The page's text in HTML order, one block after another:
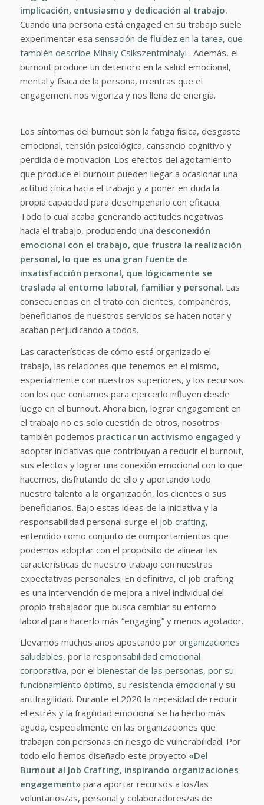
implicación, entusiasmo y dedicación al trabajo.
Cuando una persona está engaged en su trabajo suele
experimentar esa sensación de fluidez en la tarea, que
también describe Mihaly Csikszentmihalyi . Además, el
burnout produce un deterioro en la salud emocional,
mental y física de la persona, mientras que el
engagement nos vigoriza y nos llena de energía.
Los síntomas del burnout son la fatiga física, desgaste
emocional, tensión psicológica, cansancio cognitivo y
pérdida de motivación. Los efectos del agotamiento
que produce el burnout pueden llegar a ocasionar una
actitud cínica hacia el trabajo y a poner en duda la
propia capacidad para desempeñarlo con eficacia.
Todo lo cual acaba generando actitudes negativas
hacia el trabajo, produciendo una desconexión
emocional con el trabajo, que frustra la realización
personal, lo que es una gran fuente de
insatisfacción personal, que lógicamente se
traslada al entorno laboral, familiar y personal. Las
consecuencias en el trato con clientes, compañeros,
beneficiarios de nuestros servicios se hacen notar y
acaban perjudicando a todos.
Las características de cómo está organizado el
trabajo, las relaciones que tenemos en el mismo,
especialmente con nuestros superiores, y los recursos
con los que contamos para ejercerlo influyen desde
luego en el burnout. Ahora bien, lograr engagement en
el trabajo no es solo cuestión de otros, nosotros
también podemos practicar un activismo engaged y
adoptar iniciativas que contribuyan a reducir el burnout,
sus efectos y lograr una conexión emocional con lo que
hacemos, disfrutando de ello y aportando todo
nuestro talento a la organización, los clientes o sus
beneficiarios. Bajo estas ideas de la iniciativa y la
responsabilidad personal surge el job crafting,
entendido como conjunto de comportamientos que
podemos adoptar con el propósito de alinear las
características de nuestro trabajo con nuestras
expectativas personales. En definitiva, el job crafting
es una intervención de mejora a nivel individual del
propio trabajador que busca cambiar su entorno
laboral para hacerlo más “engaging” y menos agotador.
Llevamos muchos años apostando pororganizaciones
saludables, por la responsabilidad emocional
corporativa, por el bienestar de las personas, por su
funcionamiento óptimo, su resistencia emocional y su
antifragilidad. Durante el 2020 la necesidad de reducir
el estrés y la fragilidad emocional se ha hecho más
aguda, especialmente en las organizaciones que
trabajan con personas en riesgo de vulnerabilidad. Por
todo ello hemos diseñado este proyecto «Del
Burnout al Job Crafting, inspirando organizaciones
engagement»para aportar recursos a los/las
voluntarios/as, personal y colaboradores/as de